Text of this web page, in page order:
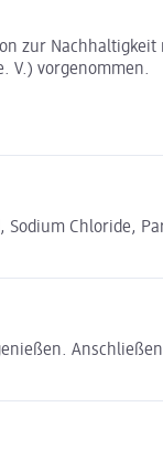
zur
V.) vorgenommen.
Chloride,